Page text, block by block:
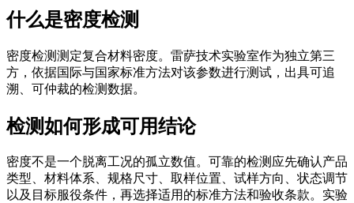
什么是密度检测
密度检测测定复合材料密度。雷萨技术实验室作为独立第三
方，依据国际与国家标准方法对该参数进行测试，出具可追
溯、可仲裁的检测数据。
检测如何形成可用结论
密度不是一个脱离工况的孤立数值。可靠的检测应先确认产品
类型、材料体系、规格尺寸、取样位置、试样方向、状态调节
以及目标服役条件，再选择适用的标准方法和验收条款。实验